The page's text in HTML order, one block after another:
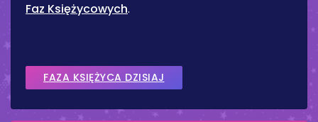
Faz Księżycowych.
FAZA KSIĘŻYCA DZISIAJ